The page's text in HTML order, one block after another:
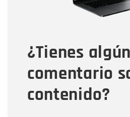
¿Tienes algún
comentario
contenido?
Tipo de comentario
Mensaje